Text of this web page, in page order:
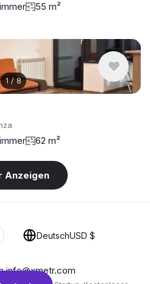
55 m²
1/8
62 m²
Anzeigen
,info@xmetr.com
DeutschUSD $